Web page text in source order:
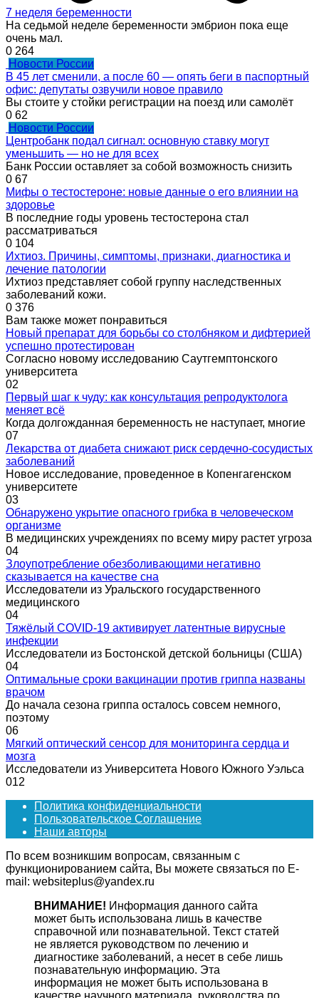
7 неделя беременности
На седьмой неделе беременности эмбрион пока еще
очень мал.
0 264
Новости России
В 45 лет сменили, а после 60 — опять беги в паспортный
офис: депутаты озвучили новое правило
Вы стоите у стойки регистрации на поезд или самолёт
0 62
Новости России
Центробанк подал сигнал: основную ставку могут
уменьшить — но не для всех
Банк России оставляет за собой возможность снизить
0 67
Мифы о тестостероне: новые данные о его влиянии на
здоровье
В последние годы уровень тестостерона стал
рассматриваться
0 104
Ихтиоз. Причины, симптомы, признаки, диагностика и
лечение патологии
Ихтиоз представляет собой группу наследственных
заболеваний кожи.
0 376
Вам также может понравиться
Новый препарат для борьбы со столбняком и дифтерией
успешно протестирован
Согласно новому исследованию Саутгемптонского
университета
02
Первый шаг к чуду: как консультация репродуктолога
меняет всё
Когда долгожданная беременность не наступает, многие
07
Лекарства от диабета снижают риск сердечно-сосудистых
заболеваний
Новое исследование, проведенное в Копенгагенском
университете
03
Обнаружено укрытие опасного грибка в человеческом
организме
В медицинских учреждениях по всему миру растет угроза
04
Злоупотребление обезболивающими негативно
сказывается на качестве сна
Исследователи из Уральского государственного
медицинского
04
Тяжёлый COVID-19 активирует латентные вирусные
инфекции
Исследователи из Бостонской детской больницы (США)
04
Оптимальные сроки вакцинации против гриппа названы
врачом
До начала сезона гриппа осталось совсем немного,
поэтому
06
Мягкий оптический сенсор для мониторинга сердца и
мозга
Исследователи из Университета Нового Южного Уэльса
012
Политика конфиденциальности
Пользовательское Соглашение
Наши авторы
По всем возникшим вопросам, связанным с
функционированием сайта, Вы можете связаться по E-
mail: websiteplus@yandex.ru
ВНИМАНИЕ! Информация данного сайта
может быть использована лишь в качестве
справочной или познавательной. Текст статей
не является руководством по лечению и
диагностике заболеваний, а несет в себе лишь
познавательную информацию. Эта
информация не может быть использована в